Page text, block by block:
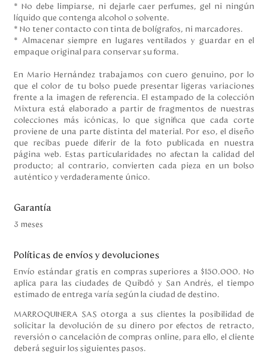
* No debe limpiarse, ni dejarle caer perfumes, gel ni ningún
líquido que contenga alcohol o solvente.
* No tener contacto con tinta de bolígrafos, ni marcadores.
* Almacenar siempre en lugares ventilados y guardar en el
empaque original para conservar su forma.
En Mario Hernández trabajamos con cuero genuino, por lo
que el color de tu bolso puede presentar ligeras variaciones
frente a la imagen de referencia. El estampado de la colección
Mixtura está elaborado a partir de fragmentos de nuestras
colecciones más icónicas, lo que significa que cada corte
proviene de una parte distinta del material. Por eso, el diseño
que recibas puede diferir de la foto publicada en nuestra
página web. Estas particularidades no afectan la calidad del
producto; al contrario, convierten cada pieza en un bolso
auténtico y verdaderamente único.
Garantía
3 meses
Políticas de envíos y devoluciones
Envío estándar gratis en compras superiores a $150.000. No
aplica para las ciudades de Quibdó y San Andrés, el tiempo
estimado de entrega varía según la ciudad de destino.
MARROQUINERA SAS otorga a sus clientes la posibilidad de
solicitar la devolución de su dinero por efectos de retracto,
reversión o cancelación de compras online, para ello, el cliente
deberá seguir los siguientes pasos.